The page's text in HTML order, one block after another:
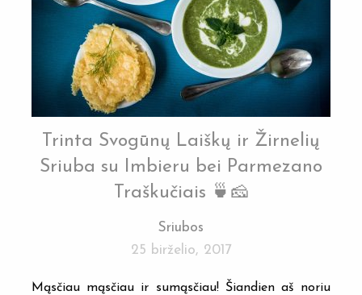
Trinta Svogūnų Laiškų ir Žirnelių
Sriuba su Imbieru bei Parmezano
Traškučiais 🍵🧀
Sriubos
25 birželio, 2017
Mąsčiau mąsčiau ir sumąsčiau! Šiandien aš noriu